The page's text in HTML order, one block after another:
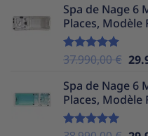
Spa de Nage 6
Places, Modèle
Note5.00
37.990,00€ Le
Spa de Nage 6
Places, Modèle